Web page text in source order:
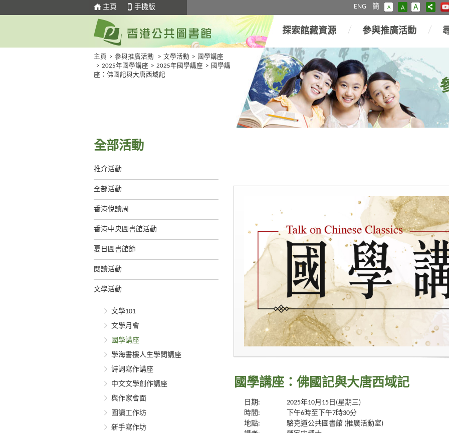
主頁 手機版 ENG 簡 A A A
探索館藏資源 參與推廣活動
主頁 > 參與推廣活動 > 文學活動 > 國學講座
> 2025年國學講座 > 2025年國學講座 > 國學講
座：佛國記與大唐西域記
全部活動
推介活動
全部活動
香港悅讀周
香港中央圖書館活動
夏日圖書館節
閱讀活動
文學活動
文學101
文學月會
國學講座
學海書樓人生學問講座
詩詞寫作講座
中文文學創作講座
與作家會面
圍讀工作坊
新手寫作坊
國學講座：佛國記與大唐西域記
日期:
2025年10月15日(星期三)
時間:
下午6時至下午7時30分
地點:
駱克道公共圖書館 (推廣活動室)